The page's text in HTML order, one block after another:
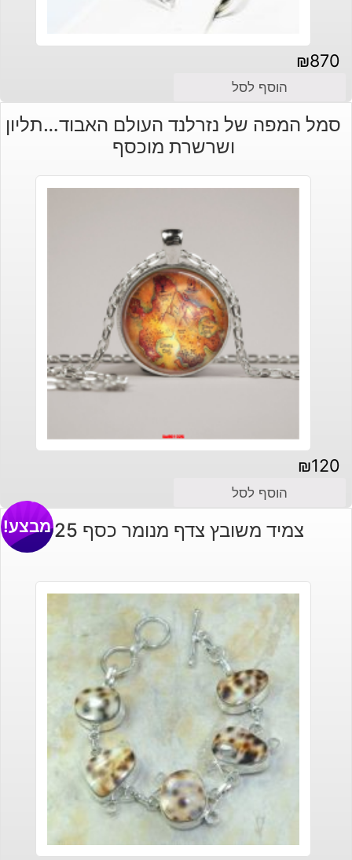
₪870
הוסף לסל
סמל המפה של נזרלנד העולם האבוד…תליון
ושרשרת מוכסף
₪120
הוסף לסל
צמיד משובץ צדף מנומר כסף 925 מבצע!